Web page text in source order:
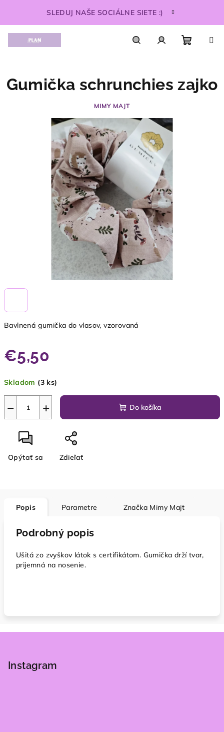
obsah
SLEDUJ NAŠE SOCIÁLNE SIETE :)
košík
Bavlnená gumička do vlasov, vzorovaná
€5,50
cena:
Skladom (3 ks)
+
− Do košíka
Opýtať sa Zdieľať
Gumička schrunchies zajko
MIMY MAJT
Popis Parametre Značka Mimy Majt
Podrobný popis
Ušitá zo zvyškov látok s certifikátom. Gumička drží tvar,
prijemná na nosenie.
Instagram